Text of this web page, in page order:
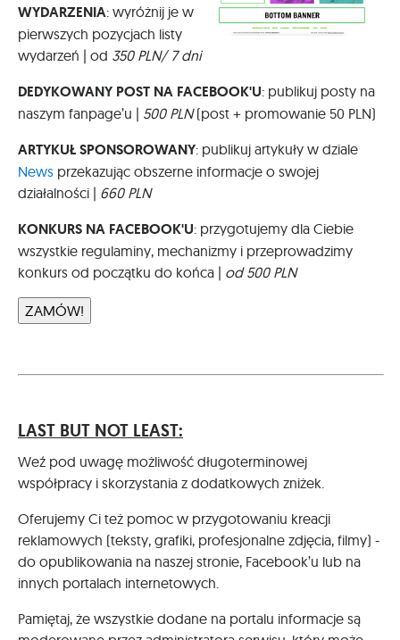
WYDARZENIA: wyróżnij je w
pierwszych pozycjach listy
wydarzeń | od 350 PLN/ 7 dni
DEDYKOWANY POST NA FACEBOOK'U: publikuj posty na
naszym fanpage’u | 500 PLN(post + promowanie 50 PLN)
ARTYKUŁ SPONSOROWANY: publikuj artykuły w dziale
News przekazując obszerne informacje o swojej
działalności | 660 PLN
KONKURS NA FACEBOOK'U: przygotujemy dla Ciebie
wszystkie regulaminy, mechanizmy i przeprowadzimy
konkurs od początku do końca | od 500 PLN
ZAMÓW!
LAST BUT NOT LEAST:
Weź pod uwagę możliwość długoterminowej
współpracy i skorzystania z dodatkowych zniżek.
Oferujemy Ci też pomoc w przygotowaniu kreacji
reklamowych (teksty, grafiki, profesjonalne zdjęcia, filmy) -
do opublikowania na naszej stronie, Facebook’u lub na
innych portalach internetowych.
Pamiętaj, że wszystkie dodane na portalu informacje są